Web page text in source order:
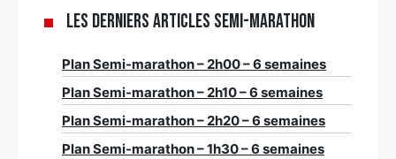
Les derniers articles Semi-marathon
Plan Semi-marathon – 2h00 – 6 semaines
Plan Semi-marathon – 2h10 – 6 semaines
Plan Semi-marathon – 2h20 – 6 semaines
Plan Semi-marathon – 1h30 – 6 semaines